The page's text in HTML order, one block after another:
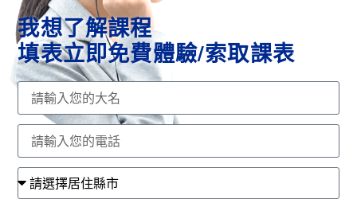
我想了解課程
填表立即免費體驗/索取課表